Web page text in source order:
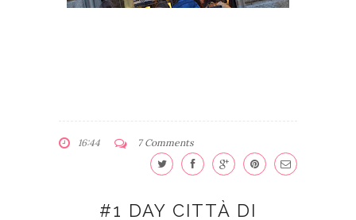
16:44 7 Comments
#1 DAY CITTÀ DI